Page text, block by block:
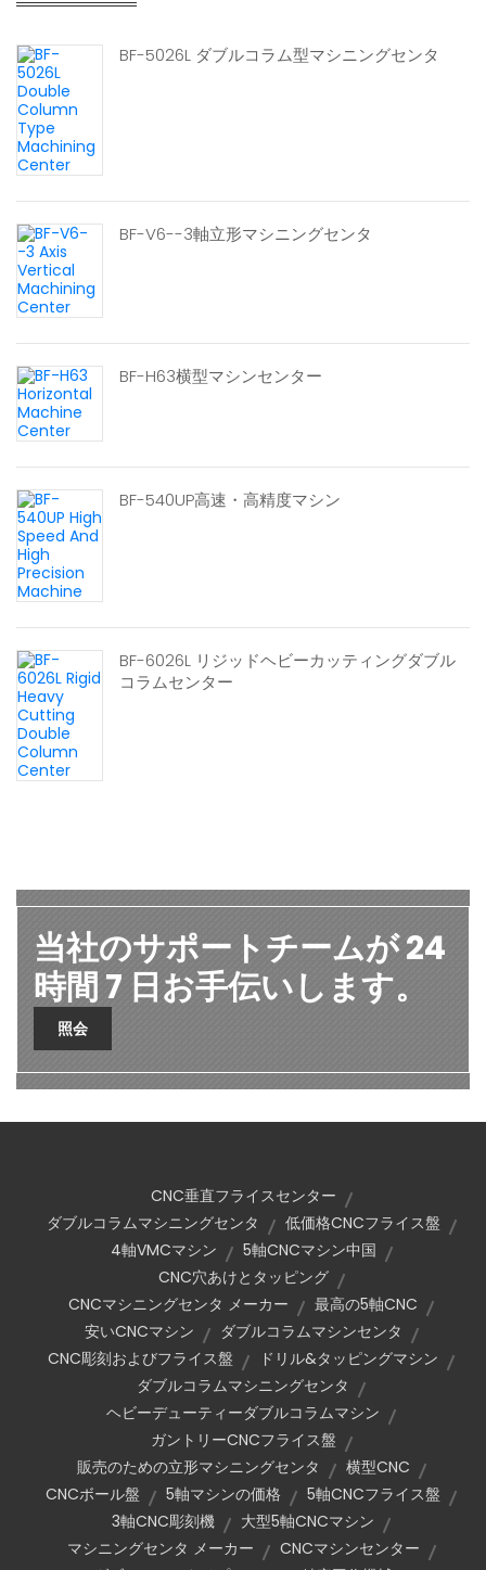
BF-5026L ダブルコラム型マシニングセンタ
BF-V6--3軸立形マシニングセンタ
BF-H63横型マシンセンター
BF-540UP高速・高精度マシン
BF-6026L リジッドヘビーカッティングダブル
コラムセンター
当社のサポートチームが 24
時間 7 日お手伝いします。
照会
CNC垂直フライスセンター
ダブルコラムマシニングセンタ
低価格CNCフライス盤
4軸VMCマシン
5軸CNCマシン中国
CNC穴あけとタッピング
CNCマシニングセンタ メーカー
最高の5軸CNC
安いCNCマシン
ダブルコラムマシンセンタ
CNC彫刻およびフライス盤
ドリル&タッピングマシン
ダブルコラムマシニングセンタ
ヘビーデューティーダブルコラムマシン
ガントリーCNCフライス盤
販売のための立形マシニングセンタ
横型CNC
CNCボール盤
5軸マシンの価格
5軸CNCフライス盤
3軸CNC彫刻機
大型5軸CNCマシン
マシニングセンタ メーカー
CNCマシンセンター